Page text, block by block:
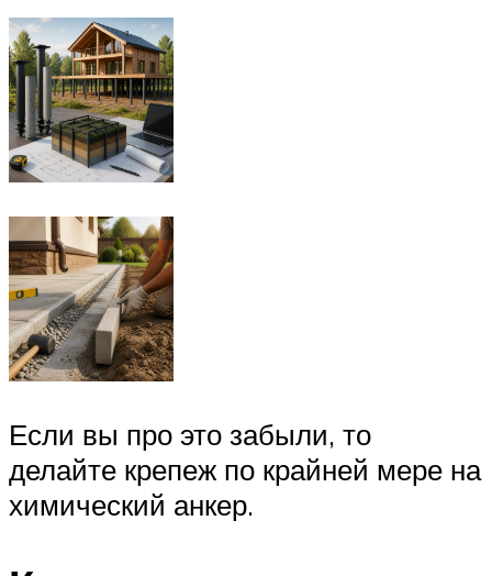
Если вы про это забыли, то
делайте крепеж по крайней мере на
химический анкер.